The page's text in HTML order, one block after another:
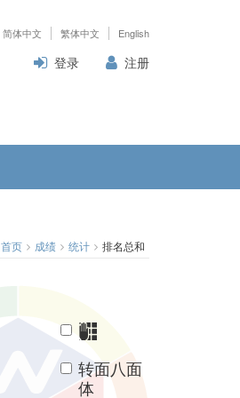
简体中文 繁体中文 English
登录 注册
首页 成绩 统计 排名总和